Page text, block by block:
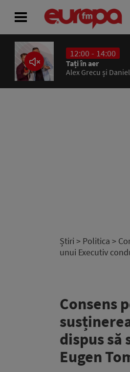
12:00 - 14:00
Tați în aer
Alex Grecu și
Știri > Politica >
unui Executiv
Consens
dispus să
Eugen
ACASĂ
ȘTIRI